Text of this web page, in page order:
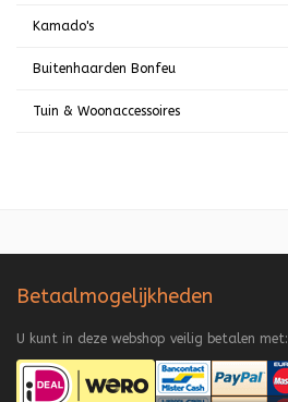
Kamado's
Buitenhaarden Bonfeu
Tuin & Woonaccessoires
Betaalmogelijkheden
U kunt in deze webshop veilig betalen met: